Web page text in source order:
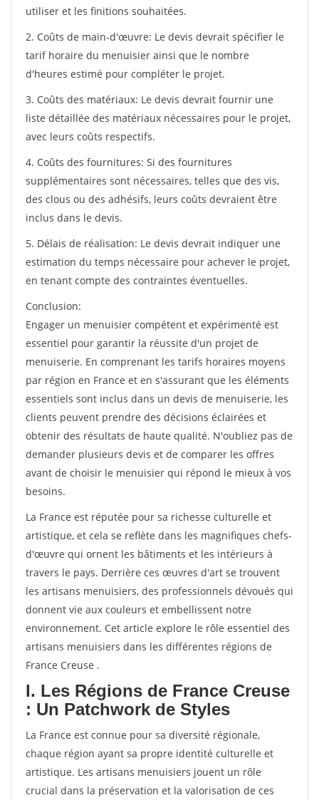
utiliser et les finitions souhaitées.
2. Coûts de main-d'œuvre: Le devis devrait spécifier le
tarif horaire du menuisier ainsi que le nombre
d'heures estimé pour compléter le projet.
3. Coûts des matériaux: Le devis devrait fournir une
liste détaillée des matériaux nécessaires pour le projet,
avec leurs coûts respectifs.
4. Coûts des fournitures: Si des fournitures
supplémentaires sont nécessaires, telles que des vis,
des clous ou des adhésifs, leurs coûts devraient être
inclus dans le devis.
5. Délais de réalisation: Le devis devrait indiquer une
estimation du temps nécessaire pour achever le projet,
en tenant compte des contraintes éventuelles.
Conclusion:
Engager un menuisier compétent et expérimenté est
essentiel pour garantir la réussite d'un projet de
menuiserie. En comprenant les tarifs horaires moyens
par région en France et en s'assurant que les éléments
essentiels sont inclus dans un devis de menuiserie, les
clients peuvent prendre des décisions éclairées et
obtenir des résultats de haute qualité. N'oubliez pas de
demander plusieurs devis et de comparer les offres
avant de choisir le menuisier qui répond le mieux à vos
besoins.
La France est réputée pour sa richesse culturelle et
artistique, et cela se reflète dans les magnifiques chefs-
d'œuvre qui ornent les bâtiments et les intérieurs à
travers le pays. Derrière ces œuvres d'art se trouvent
les artisans menuisiers, des professionnels dévoués qui
donnent vie aux couleurs et embellissent notre
environnement. Cet article explore le rôle essentiel des
artisans menuisiers dans les différentes régions de
France Creuse .
I. Les Régions de France Creuse
: Un Patchwork de Styles
La France est connue pour sa diversité régionale,
chaque région ayant sa propre identité culturelle et
artistique. Les artisans menuisiers jouent un rôle
crucial dans la préservation et la valorisation de ces